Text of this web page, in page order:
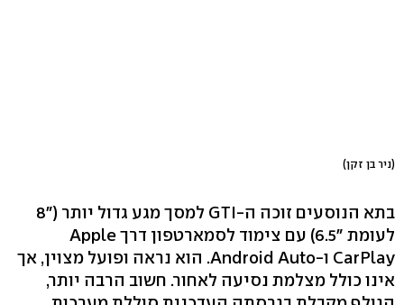
(ניר בן זקן)
בתא הנוסעים זוכה ה-GTI למסך מגע גדול יותר ("8
לעומת "6.5) עם צימוד לסמארטפון דרך Apple
CarPlay ו-Android Auto. הוא נראה ופועל מצוין, אך
אינו כולל מצלמת נסיעה לאחור. חשוב הרבה יותר,